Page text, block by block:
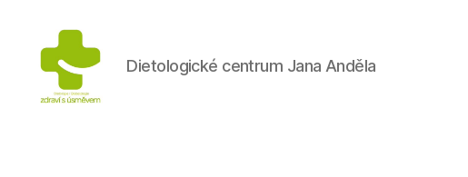
Dietologické centrum Jana Anděla